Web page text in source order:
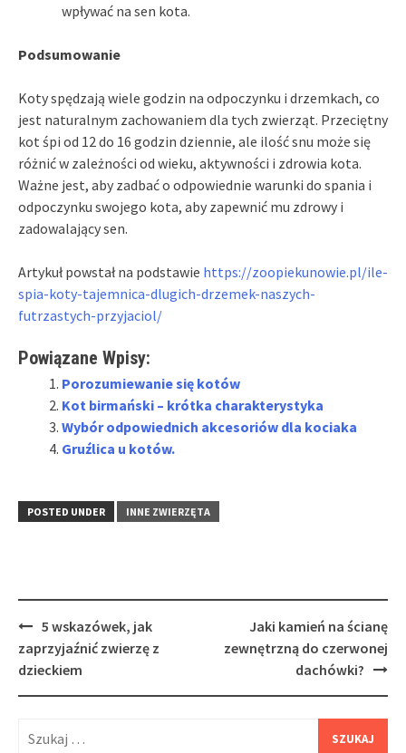
wpływać na sen kota.
Podsumowanie
Koty spędzają wiele godzin na odpoczynku i drzemkach, co
jest naturalnym zachowaniem dla tych zwierząt. Przeciętny
kot śpi od 12 do 16 godzin dziennie, ale ilość snu może się
różnić w zależności od wieku, aktywności i zdrowia kota.
Ważne jest, aby zadbać o odpowiednie warunki do spania i
odpoczynku swojego kota, aby zapewnić mu zdrowy i
zadowalający sen.
Artykuł powstał na podstawie https://zoopiekunowie.pl/ile-
spia-koty-tajemnica-dlugich-drzemek-naszych-
futrzastych-przyjaciol/
Powiązane Wpisy:
Porozumiewanie się kotów
Kot birmański – krótka charakterystyka
Wybór odpowiednich akcesoriów dla kociaka
Gruźlica u kotów.
POSTED UNDER INNE ZWIERZĘTA
Post
navigation
5 wskazówek, jak
zaprzyjaźnić zwierzę z
dzieckiem
Jaki kamień na ścianę
zewnętrzną do czerwonej
dachówki?